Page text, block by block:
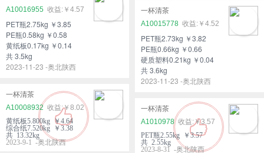
A10016955
￥4.57
PET瓶2.75kg ￥3.85
PE瓶0.58kg ￥0.58
黄纸板0.17kg ￥0.14
共 3.5kg
2023-11-23 -奥北陕西
一杯清茶
A10015778
￥4.52
PET瓶2.73kg ￥3.82
PE瓶0.66kg ￥0.66
硬质塑料0.21kg ￥0.04
共 3.6kg
2023-11-23 -奥北陕西
一杯清茶
A10008932
￥8.02
黄纸板5.800kg ￥4.64
综合纸7.520kg ￥3.38
共 13.32kg
2023-9-1 -奥北陕西
一杯清茶
A1010978
￥3.57
PET瓶2.55kg ￥3.57
共 2.55kg
2023-8-31 -奥北陕西